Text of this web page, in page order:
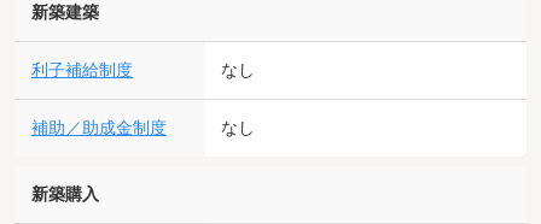
新築建築
利子補給制度 なし
補助／助成金制度 なし
新築購入